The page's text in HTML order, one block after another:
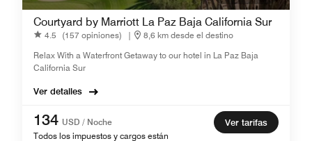
Courtyard by Marriott La Paz Baja California Sur
4.5 (157 opiniones) |
8,6 km desde el destino
Relax With a Waterfront Getaway to our hotel in La Paz Baja
California Sur
Ver detalles
134 USD / Noche
Todos los impuestos y cargos están
Ver tarifas